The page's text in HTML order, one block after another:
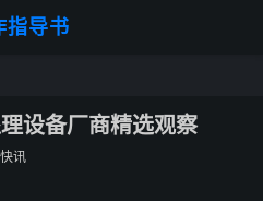
指导书
设备厂商精选观察
讯